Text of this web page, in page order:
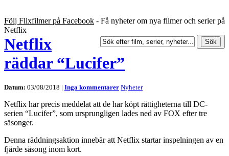
Följ Flixfilmer på Facebook - Få nyheter om nya filmer och serier på
Netflix
Netflix
räddar “Lucifer”
Datum: 03/08/2018 | Inga kommentarer Nyheter
Netflix har precis meddelat att de har köpt rättigheterna till DC-
serien “Lucifer”, som ursprungligen lades ned av FOX efter tre
säsonger.
Denna räddningsaktion innebär att Netflix startar inspelningen av en
fjärde säsong inom kort.